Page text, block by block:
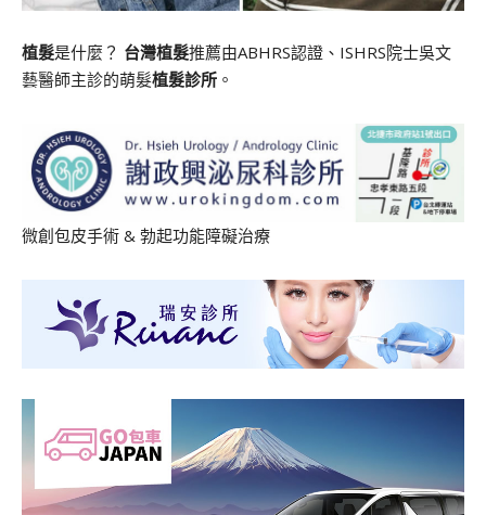
植髮是什麼？ 台灣植髮推薦由ABHRS認證、ISHRS院士吳文
藝醫師主診的萌髮植髮診所 。
微創包皮手術 & 勃起功能障礙治療